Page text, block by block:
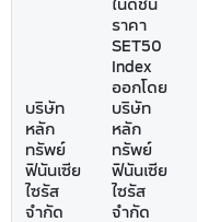
บริษัท
หลัก
ทรัพย์
ฟินันเซีย
ไซรัส
จำกัด
ราคา
SET50
Index
ออกโดย
บริษัท
หลัก
ทรัพย์
ฟินันเซีย
ไซรัส
จำกัด